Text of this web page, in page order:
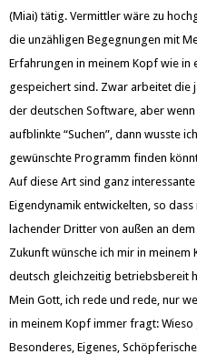
(Miai) tätig. Vermittler wäre zu
die unzähligen Begegnungen mit
Erfahrungen in meinem Kopf wie
gespeichert sind. Zwar arbeitet die
der deutschen Software, aber
aufblinkte “Suchen”, dann wusste
gewünschte Programm finden
Auf diese Art sind ganz
Eigendynamik entwickelten, so
lachender Dritter von außen an
Zukunft wünsche ich mir in
deutsch gleichzeitig betriebsbereit
Mein Gott, ich rede und rede, nur
in meinem Kopf immer fragt:
Besonderes, Eigenes,